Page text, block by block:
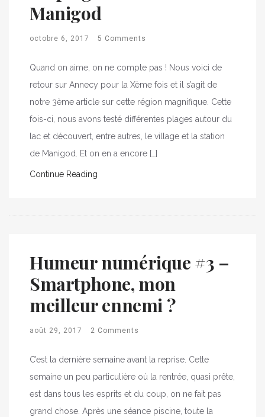
Manigod
octobre 6, 2017 5 Comments
Quand on aime, on ne compte pas ! Nous voici de
retour sur Annecy pour la Xème fois et il s’agit de
notre 3ème article sur cette région magnifique. Cette
fois-ci, nous avons testé différentes plages autour du
lac et découvert, entre autres, le village et la station
de Manigod. Et on en a encore […]
Continue Reading
Humeur numérique #3 –
Smartphone, mon
meilleur ennemi ?
août 29, 2017 2 Comments
C’est la dernière semaine avant la reprise. Cette
semaine un peu particulière où la rentrée, quasi prête,
est dans tous les esprits et du coup, on ne fait pas
grand chose. Après une séance piscine, toute la